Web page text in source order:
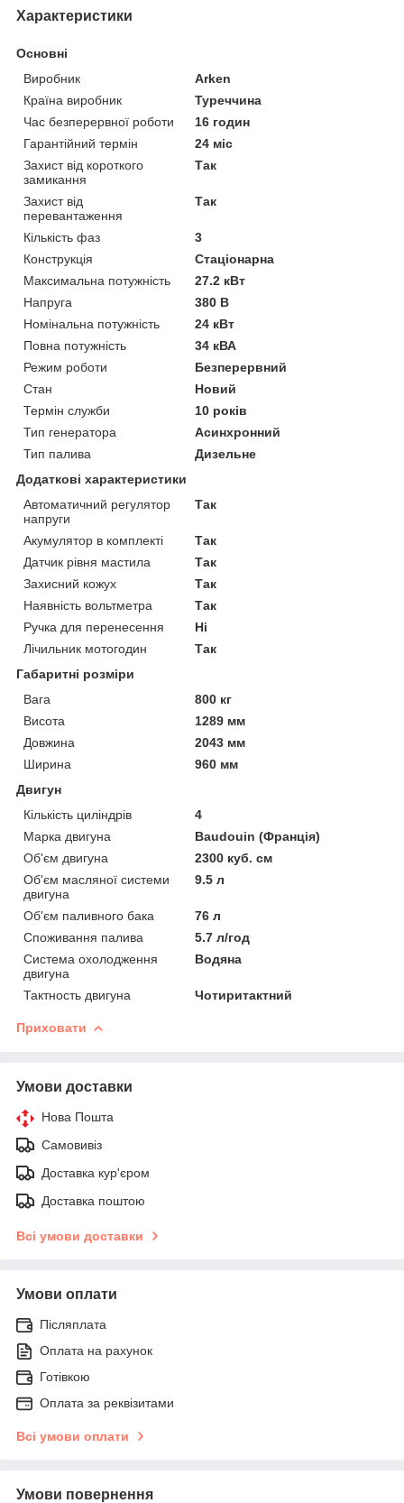
Характеристики
Основні
Виробник
Arken
Країна виробник
Туреччина
Час безперервної роботи
16 годин
Гарантійний термін
24 міс
Захист від короткого
замикання
Так
Захист від
перевантаження
Так
Кількість фаз
3
Конструкція
Стаціонарна
Максимальна потужність
27.2 кВт
Напруга
380 В
Номінальна потужність
24 кВт
Повна потужність
34 кВА
Режим роботи
Безперервний
Стан
Новий
Термін служби
10 років
Тип генератора
Асинхронний
Тип палива
Дизельне
Додаткові характеристики
Автоматичний регулятор
напруги
Так
Акумулятор в комплекті
Так
Датчик рівня мастила
Так
Захисний кожух
Так
Наявність вольтметра
Так
Ручка для перенесення
Ні
Лічильник мотогодин
Так
Габаритні розміри
Вага
800 кг
Висота
1289 мм
Довжина
2043 мм
Ширина
960 мм
Двигун
Кількість циліндрів
4
Марка двигуна
Baudouin (Франція)
Об'єм двигуна
2300 куб. см
Об'єм масляної системи
двигуна
9.5 л
Об'єм паливного бака
76 л
Споживання палива
5.7 л/год
Система охолодження
двигуна
Водяна
Тактность двигуна Чотиритактний
Приховати
Умови доставки
Нова Пошта
Самовивіз
Доставка кур'єром
Доставка поштою
Всі умови доставки
Умови оплати
Післяплата
Оплата на рахунок
Готівкою
Оплата за реквізитами
Всі умови оплати
Умови повернення